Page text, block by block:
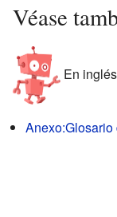
Véase
En